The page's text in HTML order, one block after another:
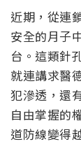
近期，從連
安全的月子
台。這類針
就連講求醫
犯滲透，還
自由掌握的
道防線變得